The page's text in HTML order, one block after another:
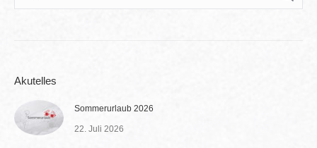
Akutelles
Sommerurlaub 2026
22. Juli 2026